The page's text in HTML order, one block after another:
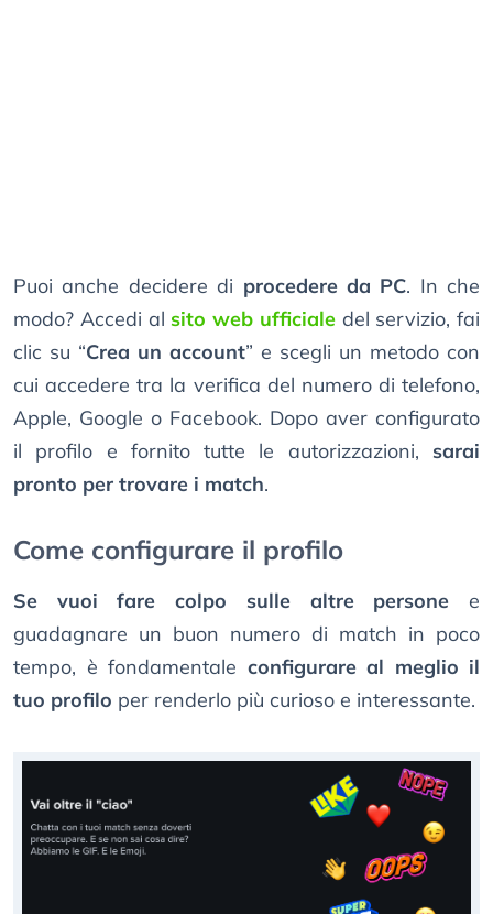
Puoi anche decidere di procedere da PC. In che
modo? Accedi al sito web ufficialedel servizio, fai
clic su “Crea un account” e scegli un metodo con
cui accedere tra la verifica del numero di telefono,
Apple, Google o Facebook. Dopo aver configurato
il profilo e fornito tutte le autorizzazioni, sarai
pronto per trovare i match.
Come configurare il profilo
Se vuoi fare colpo sulle altre persone e
guadagnare un buon numero di match in poco
tempo, è fondamentale configurare al meglio il
tuo profilo per renderlo più curioso e interessante.